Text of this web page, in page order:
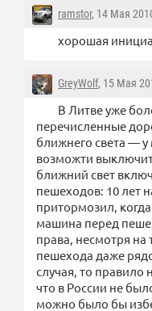
ramstor, 14 Мая
хорошая
GreyWolf, 15 Мая
В Литве уже
перечисленные
ближнего света —
возможти
ближний свет
пешеходов: 10 лет
притормозил,
машина перед
права, несмотря на
пешехода даже
случая, то
что в России не
можно было бы